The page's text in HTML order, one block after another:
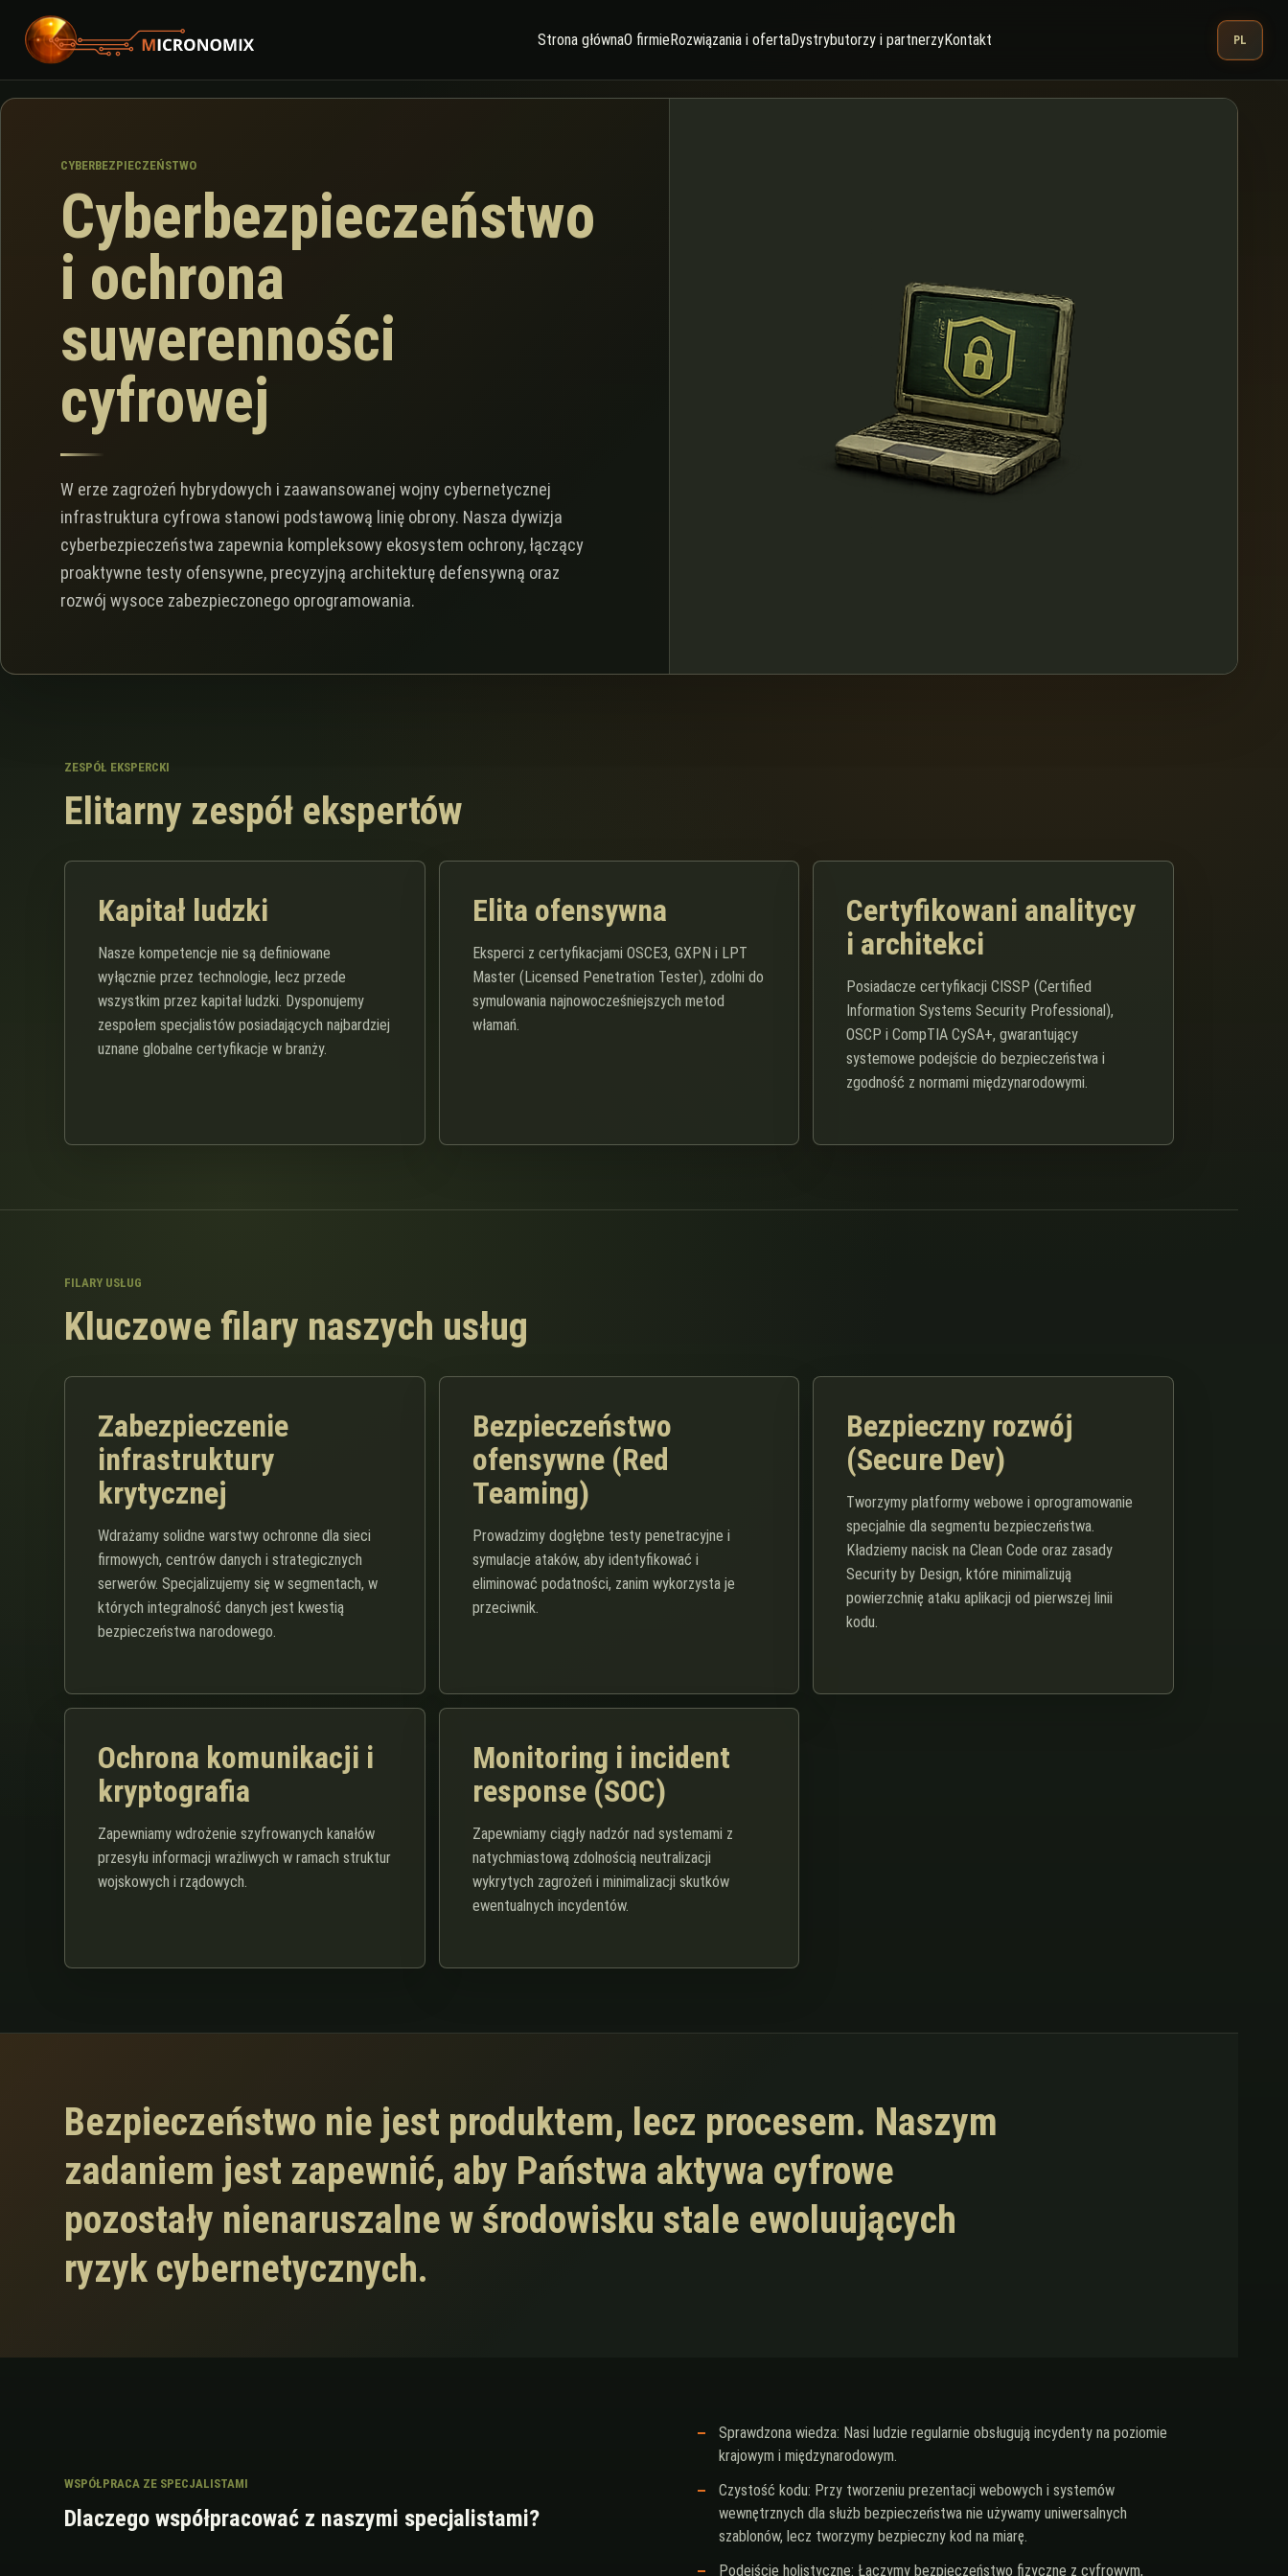
Strona głównaO firmieRozwiązania i ofertaDystrybutorzy i partnerzyKontakt PL
CYBERBEZPIECZEŃSTWO
Cyberbezpieczeństwo
i ochrona
suwerenności
cyfrowej
W erze zagrożeń hybrydowych i zaawansowanej wojny cybernetycznej
infrastruktura cyfrowa stanowi podstawową linię obrony. Nasza dywizja
cyberbezpieczeństwa zapewnia kompleksowy ekosystem ochrony, łączący
proaktywne testy ofensywne, precyzyjną architekturę defensywną oraz
rozwój wysoce zabezpieczonego oprogramowania.
ZESPÓŁ EKSPERCKI
Elitarny zespół ekspertów
Kapitał ludzki
Nasze kompetencje nie są definiowane
wyłącznie przez technologie, lecz przede
wszystkim przez kapitał ludzki. Dysponujemy
zespołem specjalistów posiadających najbardziej
uznane globalne certyfikacje w branży.
Elita ofensywna
Eksperci z certyfikacjami OSCE3, GXPN i LPT
Master (Licensed Penetration Tester), zdolni do
symulowania najnowocześniejszych metod
włamań.
Certyfikowani analitycy
i architekci
Posiadacze certyfikacji CISSP (Certified
Information Systems Security Professional),
OSCP i CompTIA CySA+, gwarantujący
systemowe podejście do bezpieczeństwa i
zgodność z normami międzynarodowymi.
FILARY USŁUG
Kluczowe filary naszych usług
Zabezpieczenie
infrastruktury
krytycznej
Wdrażamy solidne warstwy ochronne dla sieci
firmowych, centrów danych i strategicznych
serwerów. Specjalizujemy się w segmentach, w
których integralność danych jest kwestią
bezpieczeństwa narodowego.
Bezpieczeństwo
ofensywne (Red
Teaming)
Prowadzimy dogłębne testy penetracyjne i
symulacje ataków, aby identyfikować i
eliminować podatności, zanim wykorzysta je
przeciwnik.
Bezpieczny rozwój
(Secure Dev)
Tworzymy platformy webowe i oprogramowanie
specjalnie dla segmentu bezpieczeństwa.
Kładziemy nacisk na Clean Code oraz zasady
Security by Design, które minimalizują
powierzchnię ataku aplikacji od pierwszej linii
kodu.
Ochrona komunikacji i
kryptografia
Zapewniamy wdrożenie szyfrowanych kanałów
przesyłu informacji wrażliwych w ramach struktur
wojskowych i rządowych.
Monitoring i incident
response (SOC)
Zapewniamy ciągły nadzór nad systemami z
natychmiastową zdolnością neutralizacji
wykrytych zagrożeń i minimalizacji skutków
ewentualnych incydentów.
Bezpieczeństwo nie jest produktem, lecz procesem. Naszym
zadaniem jest zapewnić, aby Państwa aktywa cyfrowe
pozostały nienaruszalne w środowisku stale ewoluujących
ryzyk cybernetycznych.
WSPÓŁPRACA ZE SPECJALISTAMI
Dlaczego współpracować z naszymi specjalistami?
Sprawdzona wiedza: Nasi ludzie regularnie obsługują incydenty na poziomie
krajowym i międzynarodowym.
Czystość kodu: Przy tworzeniu prezentacji webowych i systemów
wewnętrznych dla służb bezpieczeństwa nie używamy uniwersalnych
szablonów, lecz tworzymy bezpieczny kod na miarę.
Podejście holistyczne: Łączymy bezpieczeństwo fizyczne z cyfrowym,